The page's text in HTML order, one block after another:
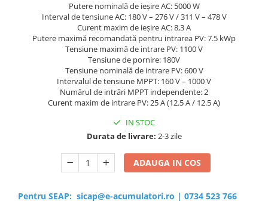
Putere nominală de ieșire AC: 5000 W
Interval de tensiune AC: 180 V – 276 V / 311 V – 478 V
Curent maxim de ieșire AC: 8,3 A
Putere maximă recomandată pentru intrarea PV: 7.5 kWp
Tensiune maximă de intrare PV: 1100 V
Tensiune de pornire: 180V
Tensiune nominală de intrare PV: 600 V
Intervalul de tensiune MPPT: 160 V – 1000 V
Numărul de intrări MPPT independente: 2
Curent maxim de intrare PV: 25 A (12.5 A / 12.5 A)
IN STOC
Durata de livrare: 2-3 zile
ADAUGA IN COS
Pentru SEAP: sicap@e-acumulatori.ro | 0734 523 766